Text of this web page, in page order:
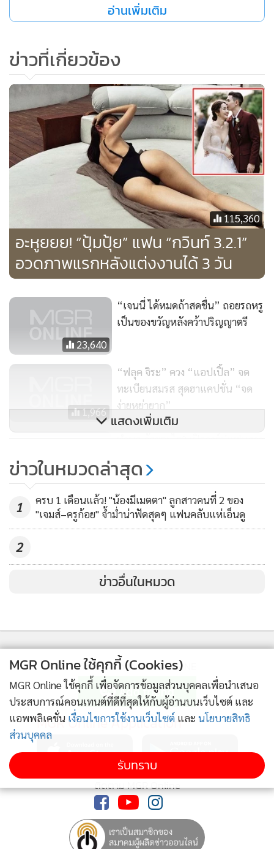
View this post on Instagram
@centralclinic_product #flukeapple #flukeapplebaby
#flukeapplejuni
A post shared byJira Danbawornkiat(@fluke_jira) onNov 8, 2019 at 9:14pm PST
อ่านเพิ่มเติม
ข่าวที่เกี่ยวข้อง
115,360
อะหูยยย! “ปุ้มปุ้ย” แฟน “กวินท์ 3.2.1”
อวดภาพแรกหลังแต่งงานได้ 3 วัน
23,640
“เจนนี่ ได้หมดถ้าสดชื่น” ถอยรถหรู
เป็นของขวัญหลังคว้าปริญญาตรี
1,966
“ฟลุค จิระ” ควง “แอปเปิ้ล” จด
ทะเบียนสมรส สุดฮาแคปชั่น “จด
ง่ายหย่ายาก”
2,762
ทำบุญด้วยอะไร? เปิดวาร์ปแฟนสาว
แสดงเพิ่มเติม
ข่าวในหมวดล่าสุด
1
ครบ 1 เดือนแล้ว! "น้องมีเมตตา" ลูกสาวคนที่ 2 ของ
"เจมส์–ครูก้อย" จ้ำม่ำน่าฟัดสุดๆ แฟนคลับแห่เอ็นดู
2
ข่าวอื่นในหมวด
ติดตามข่าวสารผ่านทาง LINE
MGR Online Application
ติดตาม MGR Online
MGR Online ใช้คุกกี้ (Cookies)
MGR Online ใช้คุกกี้ เพื่อจัดการข้อมูลส่วนบุคคลเพื่อนำเสนอ
ประสบการณ์คอนเทนต์ที่ดีที่สุดให้กับผู้อ่านบนเว็บไซต์ และ
แอพพลิเคชั่น เงื่อนไขการใช้งานเว็บไซต์ และ นโยบายสิทธิ
ส่วนบุคคล
รับทราบ